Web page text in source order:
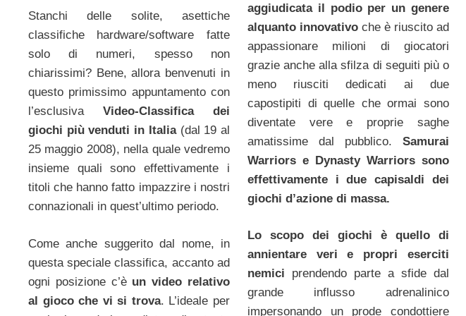
Stanchi delle solite, asettiche
classifiche hardware/software fatte
solo di numeri, spesso non
chiarissimi? Bene, allora benvenuti in
questo primissimo appuntamento con
l’esclusiva Video-Classifica dei
giochi più venduti in Italia(dal 19 al
25 maggio 2008), nella quale vedremo
insieme quali sono effettivamente i
titoli che hanno fatto impazzire i nostri
connazionali in quest’ultimo periodo.
Come anche suggerito dal nome, in
questa speciale classifica, accanto ad
ogni posizione c’è un video relativo
al gioco che vi si trova. L’ideale per
aggiudicata il podio per un genere
alquanto innovativoche è riuscito ad
appassionare milioni di giocatori
grazie anche alla sfilza di seguiti più o
meno riusciti dedicati ai due
capostipiti di quelle che ormai sono
diventate vere e proprie saghe
amatissime dal pubblico. Samurai
Warriors e Dynasty Warriors sono
effettivamente i due capisaldi dei
giochi d’azione di massa.
Lo scopo dei giochi è quello di
annientare veri e propri eserciti
nemici prendendo parte a sfide dal
grande influsso adrenalinico
impersonando un prode condottiere